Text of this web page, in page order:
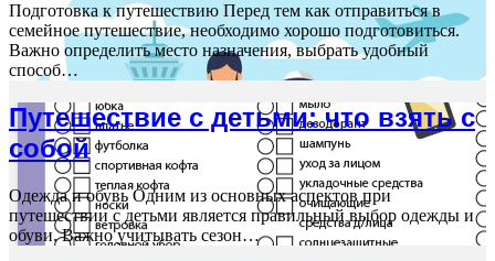
Подготовка к путешествию Перед тем как отправиться в
семейное путешествие, необходимо хорошо подготовиться.
Важно определить место назначения, выбрать удобный
способ…
Путешествие с детьми: что взять с
собой
Одежда и обувь Одним из основных аспектов при
путешествии с детьми является правильный выбор одежды и
обуви. Важно учитывать сезон…